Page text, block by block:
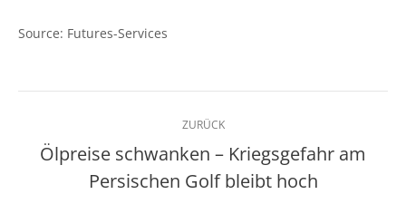
Source: Futures-Services
Kommentarnavigation
ZURÜCK
Vorheriger
Beitrag:
Ölpreise schwanken – Kriegsgefahr am
Persischen Golf bleibt hoch